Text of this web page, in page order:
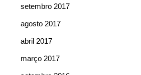
setembro 2017
agosto 2017
abril 2017
março 2017